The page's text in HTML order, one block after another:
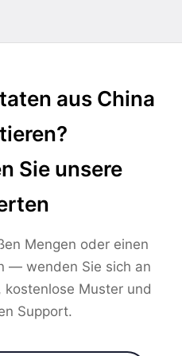
aus China
Sie unsere
Mengen oder einen
— wenden Sie sich an
kostenlose Muster und
Support.